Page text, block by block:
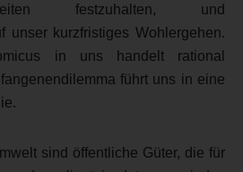
festzuhalten, und
unser kurzfristiges Wohlergehen.
in uns handelt rational
führt uns in eine
sind öffentliche Güter, die für